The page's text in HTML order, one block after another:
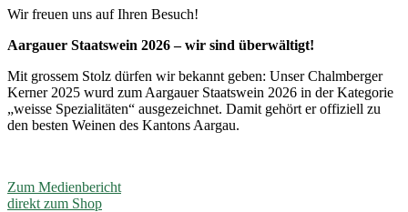
Wir freuen uns auf Ihren Besuch!
Aargauer Staatswein 2026 – wir sind überwältigt!
Mit grossem Stolz dürfen wir bekannt geben: Unser Chalmberger
Kerner 2025 wurd zum Aargauer Staatswein 2026 in der Kategorie
„weisse Spezialitäten“ ausgezeichnet. Damit gehört er offiziell zu
den besten Weinen des Kantons Aargau.
Zum Medienbericht
direkt zum Shop